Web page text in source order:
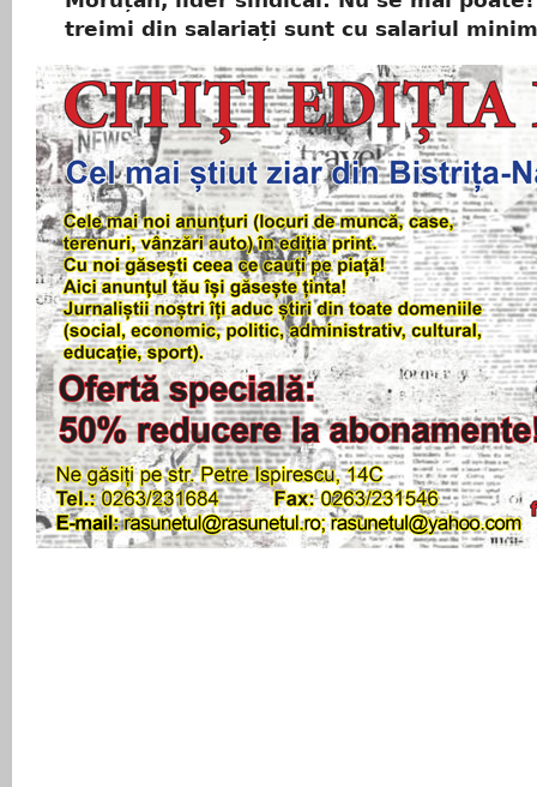
treimi din salariați sunt cu salariul minim